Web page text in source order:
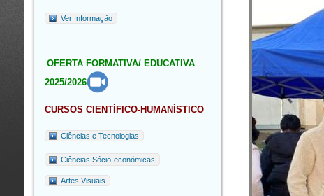
Ver Informação
OFERTA FORMATIVA/ EDUCATIVA
2025/2026
CURSOS CIENTÍFICO-HUMANÍSTICO
Ciências e Tecnologias
Ciências Sócio-económicas
Artes Visuais